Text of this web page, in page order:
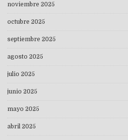
noviembre 2025
octubre 2025
septiembre 2025
agosto 2025
julio 2025
junio 2025
mayo 2025
abril 2025